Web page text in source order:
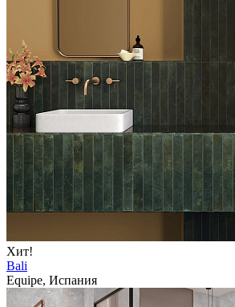
Хит!
Bali
Equipe, Испания